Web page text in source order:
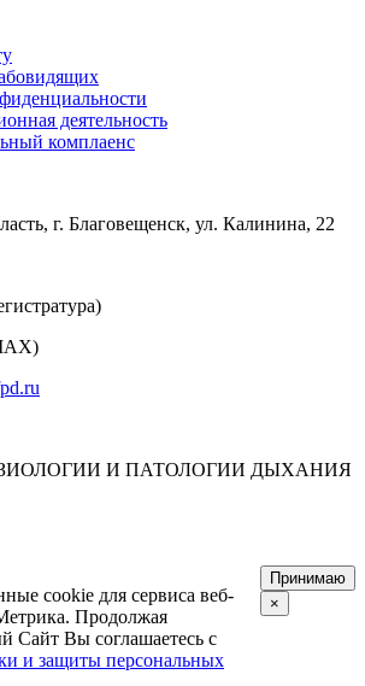
деятельность
комплаенс
г. Благовещенск, ул. Калинина, 22
И ПАТОЛОГИИ ДЫХАНИЯ
cookie для сервиса веб-
Продолжая
Сайт Вы соглашаетесь с
и защиты персональных
Принимаю
×